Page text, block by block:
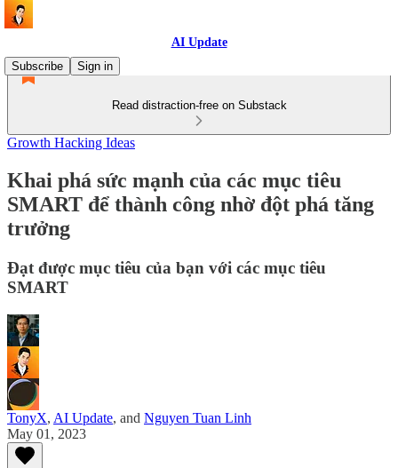
AI Update
Subscribe
Sign in
Read distraction-free on Substack
Growth Hacking Ideas
Khai phá sức mạnh của các mục tiêu
SMART để thành công nhờ đột phá tăng
trưởng
Đạt được mục tiêu của bạn với các mục tiêu
SMART
TonyX, AI Update, and Nguyen Tuan Linh
May 01, 2023